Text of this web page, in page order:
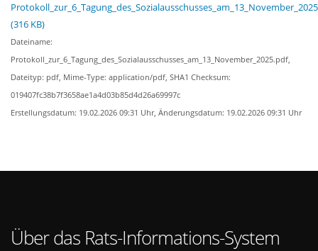
(316 KB)
Dateiname:
Protokoll_zur_6_Tagung_des_Sozialausschusses_am_13_November_2025.pdf,
Dateityp: pdf, Mime-Type: application/pdf, SHA1 Checksum:
019407fc38b7f3658ae1a4d03b85d4d26a69997c
Erstellungsdatum: 19.02.2026 09:31 Uhr, Änderungsdatum: 19.02.2026 09:31 Uhr
Über das Rats-Informations-System